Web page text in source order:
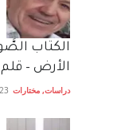
الكتاب
الأرض –
دراسات, مختارات 23 فبراير، 2023